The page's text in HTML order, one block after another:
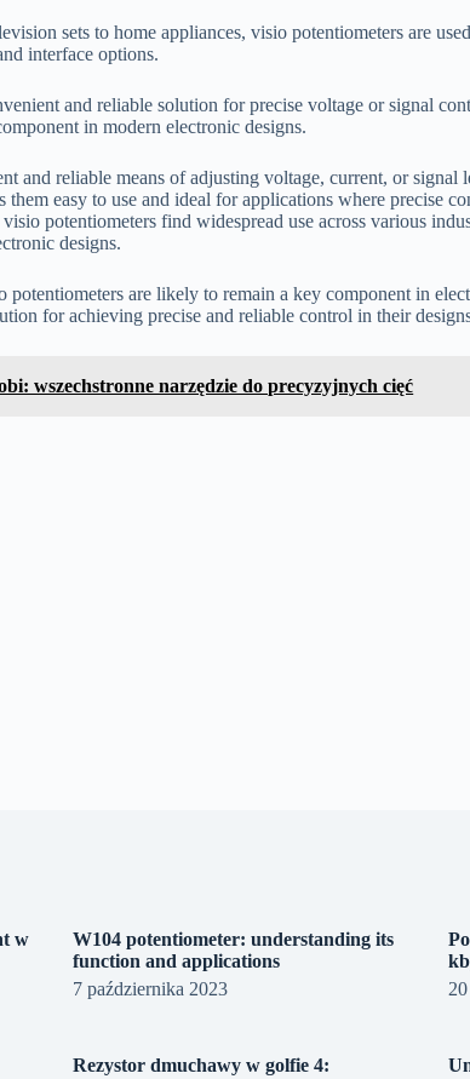
sets to home appliances, visio potentiometers are
interface options.
and reliable solution for precise voltage or signal
in modern electronic designs.
and reliable means of adjusting voltage, current, or signal
easy to use and ideal for applications where precise
potentiometers find widespread use across various
designs.
are likely to remain a key component in
for achieving precise and reliable control in their
wszechstronne narzędzie do precyzyjnych cięć
w
W104 potentiometer: understanding its
function and applications
7 października 2023
Rezystor dmuchawy w golfie 4: